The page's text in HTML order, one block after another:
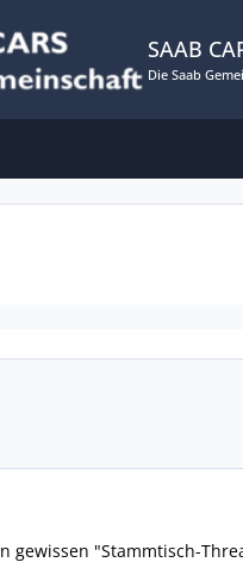
SAAB
Die Saab
"Stammtisch-